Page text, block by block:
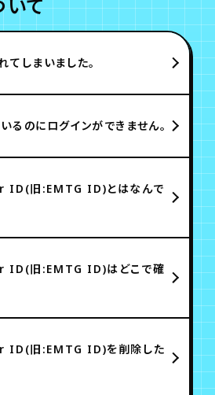
いて
てしまいました。
るのにログインができません。
旧:EMTG ID)とはなんで
旧:EMTG ID)はどこで確
旧:EMTG ID)を削除した